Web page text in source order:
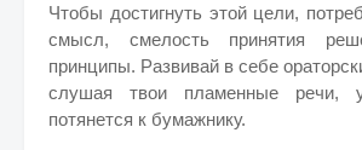
Чтобы достигнуть этой цели,
смысл, смелость принятия
принципы. Развивай в себе
слушая твои пламенные речи,
потянется к бумажнику.